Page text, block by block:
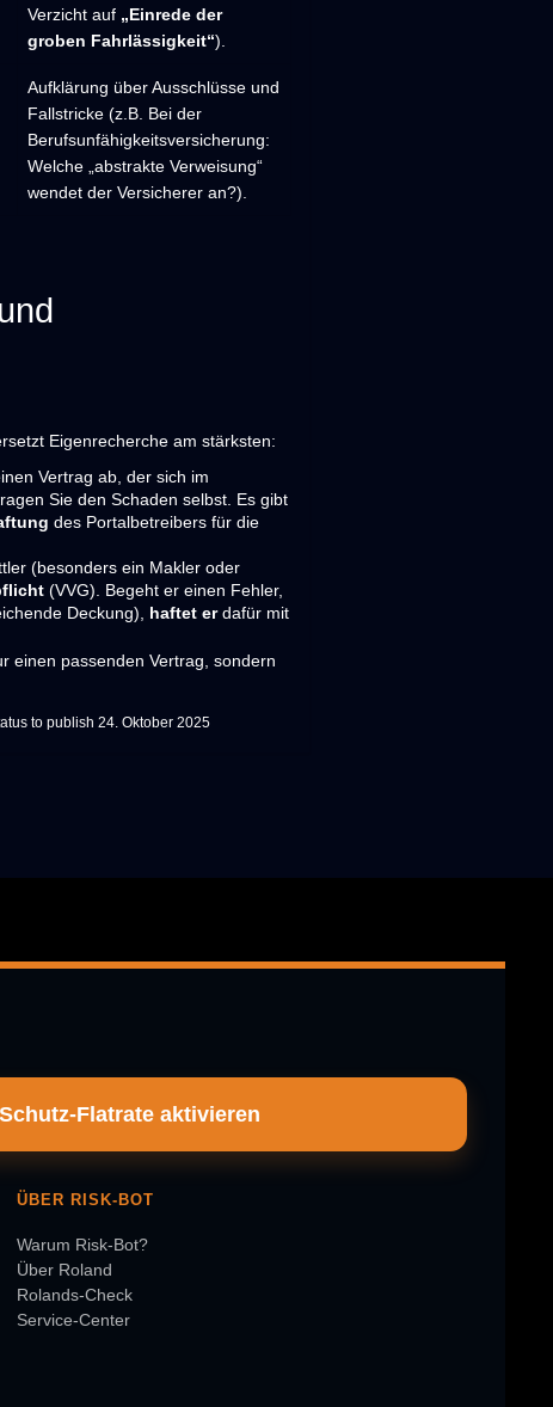
Verzicht auf „Einrede der
groben Fahrlässigkeit“).
Aufklärung über Ausschlüsse und
Fallstricke (z.B. Bei der
Berufsunfähigkeitsversicherung:
Welche „abstrakte Verweisung“
wendet der Versicherer an?).
Eigenrecherche am stärksten:
Vertrag ab, der sich im
Sie den Schaden selbst. Es gibt
des Portalbetreibers für die
(besonders ein Makler oder
(VVG). Begeht er einen Fehler,
Deckung), haftet erdafür mit
einen passenden Vertrag, sondern
to publish 24. Oktober 2025
Flatrate aktivieren
ÜBER RISK-BOT
Warum Risk-Bot?
Über Roland
Rolands-Check
Service-Center